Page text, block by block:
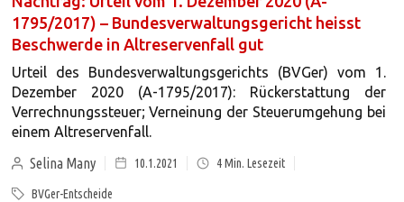
1795/2017) – Bundesverwaltungsgericht heisst
Beschwerde in Altreservenfall gut
Urteil des Bundesverwaltungsgerichts (BVGer) vom 1.
Dezember 2020 (A-1795/2017): Rückerstattung der
Verrechnungssteuer; Verneinung der Steuerumgehung bei
einem Altreservenfall.
Selina Many
10.1.2021 4Min. Lesezeit
BVGer-Entscheide